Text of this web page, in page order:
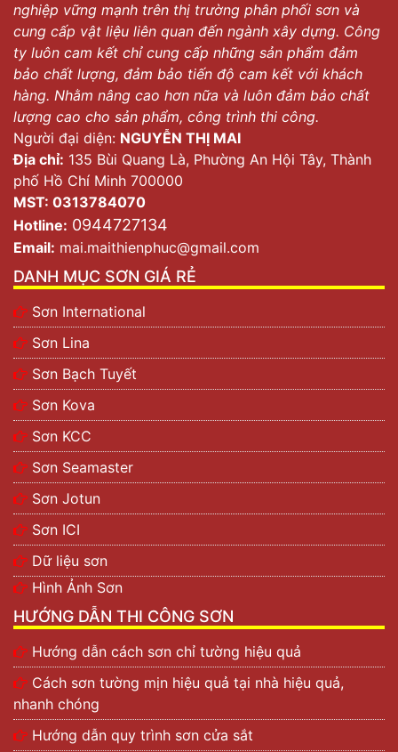
nghiệp vững mạnh trên thị trường phân phối sơn và
cung cấp vật liệu liên quan đến ngành xây dựng. Công
ty luôn cam kết chỉ cung cấp những sản phẩm đảm
bảo chất lượng, đảm bảo tiến độ cam kết với khách
hàng. Nhằm nâng cao hơn nữa và luôn đảm bảo chất
lượng cao cho sản phẩm, công trình thi công.
Người đại diện: NGUYỄN THỊ MAI
Địa chỉ: 135 Bùi Quang Là, Phường An Hội Tây, Thành
phố Hồ Chí Minh 700000
MST: 0313784070
Hotline: 0944727134
Email: mai.maithienphuc@gmail.com
DANH MỤC SƠN GIÁ RẺ
Sơn International
Sơn Lina
Sơn Bạch Tuyết
Sơn Kova
Sơn KCC
Sơn Seamaster
Sơn Jotun
Sơn ICI
Dữ liệu sơn
Hình Ảnh Sơn
HƯỚNG DẪN THI CÔNG SƠN
Hướng dẫn cách sơn chỉ tường hiệu quả
Cách sơn tường mịn hiệu quả tại nhà hiệu quả,
nhanh chóng
Hướng dẫn quy trình sơn cửa sắt